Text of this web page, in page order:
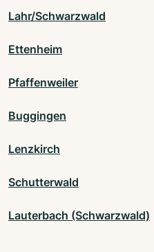
Lahr/Schwarzwald
Ettenheim
Pfaffenweiler
Buggingen
Lenzkirch
Schutterwald
Lauterbach (Schwarzwald)